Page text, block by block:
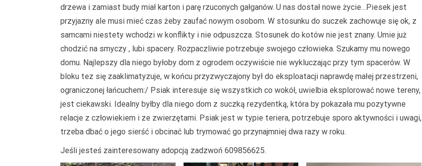
drzewa i zamiast budy miał karton i parę rzuconych gałganów. U nas dostał nowe życie…Piesek jest
przyjazny ale musi mieć czas żeby zaufać nowym osobom. W stosunku do suczek zachowuje się ok, z
samcami niestety wchodzi w konflikty i nie odpuszcza. Stosunek do kotów nie jest znany. Umie już
chodzić na smyczy , lubi spacery. Rozpaczliwie potrzebuje swojego człowieka. Szukamy mu nowego
domu. Najlepszy dla niego byłoby dom z ogrodem oczywiście nie wykluczając przy tym spacerów. W
bloku tez się zaaklimatyzuje, w końcu przyzwyczajony był do eksploatacji naprawdę małej przestrzeni,
ograniczonej łańcuchem:/ Psiak interesuje się wszystkich co wokół, uwielbia eksplorować nowe tereny,
jest ciekawski. Idealny byłby dla niego dom z suczką rezydentką, która by pokazała mu pozytywne
relacje z człowiekiem i ze zwierzętami. Psiak jest w typie teriera, potrzebuje sporo aktywności i uwagi,
trzeba dbać o jego sierść i obcinać lub trymować go przynajmniej dwa razy w roku.
Jeśli jesteś zainteresowany adopcją zadzwoń 609856625.